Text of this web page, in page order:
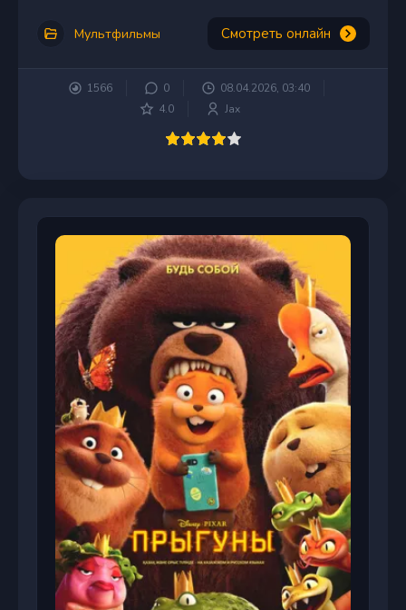
Мультфильмы Смотреть онлайн
1566 0
08.04.2026, 03:40
4.0
Jax